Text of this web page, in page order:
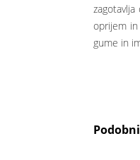
oprijem
gume in